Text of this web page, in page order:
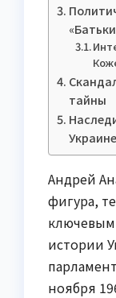
тайны
Андрей
фигура,
истории
ноября